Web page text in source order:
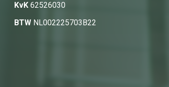
KvK62526030
BTWNL002225703B22